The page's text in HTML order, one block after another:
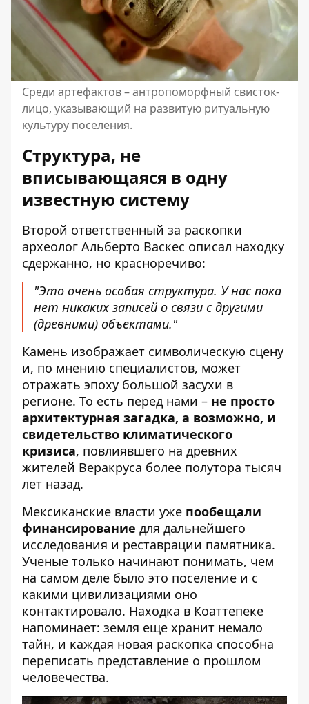
Среди артефактов – антропоморфный свисток-
лицо, указывающий на развитую ритуальную
культуру поселения.
Структура, не
вписывающаяся в одну
известную систему
Второй ответственный за раскопки
археолог Альберто Васкес описал находку
сдержанно, но красноречиво:
"Это очень особая структура. У нас пока
нет никаких записей о связи с другими
(древними) объектами."
Камень изображает символическую сцену
и, по мнению специалистов, может
отражать эпоху большой засухи в
регионе. То есть перед нами – не просто
архитектурная загадка, а возможно, и
свидетельство климатического
кризиса, повлиявшего на древних
жителей Веракруса более полутора тысяч
лет назад.
Мексиканские власти уже пообещали
финансирование для дальнейшего
исследования и реставрации памятника.
Ученые только начинают понимать, чем
на самом деле было это поселение и с
какими цивилизациями оно
контактировало. Находка в Коаттепеке
напоминает: земля еще хранит немало
тайн, и каждая новая раскопка способна
переписать представление о прошлом
человечества.